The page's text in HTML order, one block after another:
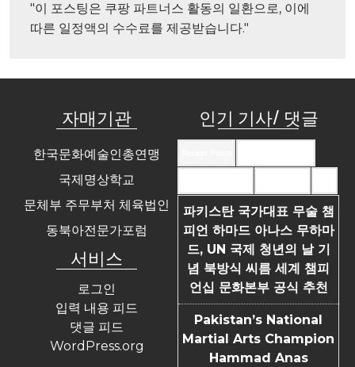
"이 포스팅은 쿠팡 파트너스 활동의 일환으로, 이에
따른 일정액의 수수료를 제공받습니다."
자매기관
한국문화예술인총연맹
국제명상학교
문체부 주무부처 체육법인
동북아전문가포럼
서비스
로그인
입력 내용 피드
댓글 피드
WordPress.org
인기 기사/ 댓글
파키스탄 국가대표 무술 챔
피언 하마드 아나스 무하마
드, UN 국제 청년의 날 기
념 북방식 씨름 세계 챔피
언십 문화본부 공식 추천
Pakistan’s National
Martial Arts Champion
Hammad Anas